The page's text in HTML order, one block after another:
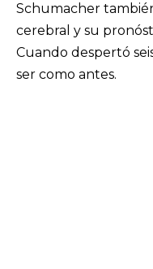
Schumacher
cerebral y su
Cuando despertó
ser como antes.